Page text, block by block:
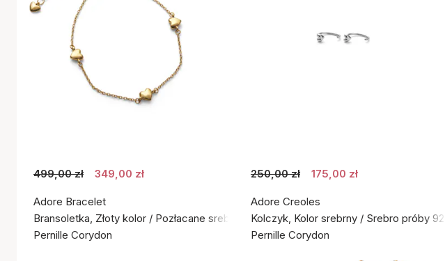
499,00 zł 349,00 zł
Adore Bracelet
Bransoletka, Złoty kolor / Pozłacane srebro próby 925
Pernille Corydon
250,00 zł 175,00 zł
Adore Creoles
Kolczyk, Kolor srebrny / Srebro próby 925
Pernille Corydon